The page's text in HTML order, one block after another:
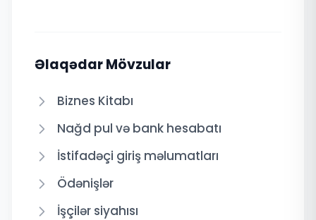
Əlaqədar Mövzular
Biznes Kitabı
Nağd pul və bank hesabatı
İstifadəçi giriş məlumatları
Ödənişlər
İşçilər siyahısı